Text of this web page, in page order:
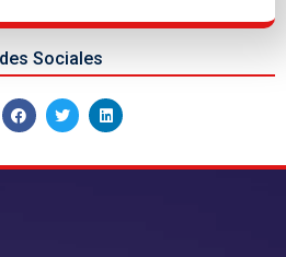
Sociales